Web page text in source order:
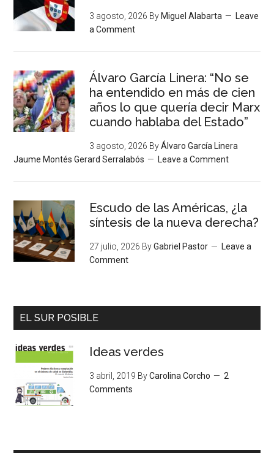
3 agosto, 2026 By Miguel Alabarta
Leave
a Comment
Álvaro García Linera: “No se
ha entendido en más de cien
años lo que quería decir Marx
cuando hablaba del Estado”
3 agosto, 2026 ByÁlvaro García Linera
Jaume Montés Gerard Serralabós
Leave a Comment
Escudo de las Américas, ¿la
síntesis de la nueva derecha?
27 julio, 2026 ByGabriel Pastor
Leave a
Comment
EL SUR POSIBLE
Ideas verdes
3 abril, 2019 ByCarolina Corcho
2
Comments